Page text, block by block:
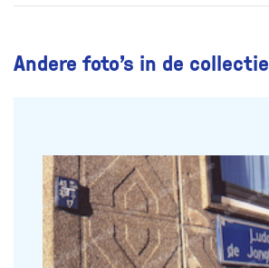
Andere foto’s in de collectie